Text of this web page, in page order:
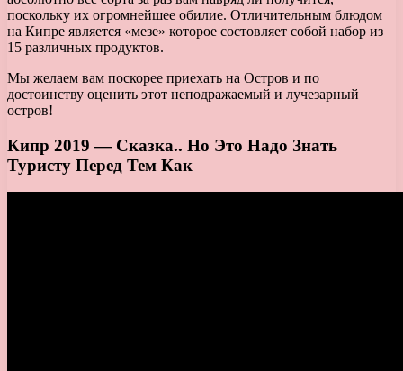
поскольку их огромнейшее обилие. Отличительным блюдом
на Кипре является «мезе» которое состовляет собой набор из
15 различных продуктов.
Мы желаем вам поскорее приехать на Остров и по
достоинству оценить этот неподражаемый и лучезарный
остров!
Кипр 2019 — Сказка.. Но Это Надо Знать
Туристу Перед Тем Как